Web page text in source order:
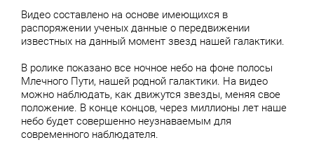
Видео составлено на основе имеющихся в
распоряжении ученых данные о передвижении
известных на данный момент звезд нашей галактики.
В ролике показано все ночное небо на фоне полосы
Млечного Пути, нашей родной галактики. На видео
можно наблюдать, как движутся звезды, меняя свое
положение. В конце концов, через миллионы лет наше
небо будет совершенно неузнаваемым для
современного наблюдателя.